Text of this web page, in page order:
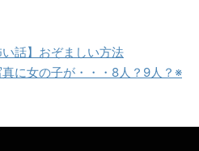
い話】おぞましい方法
真に女の子が・・・8人？9人？※